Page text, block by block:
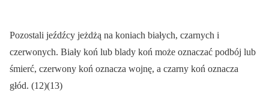
Pozostali jeźdźcy jeżdżą na koniach białych, czarnych i
czerwonych. Biały koń lub blady koń może oznaczać podbój lub
śmierć, czerwony koń oznacza wojnę, a czarny koń oznacza
głód. (12)(13)